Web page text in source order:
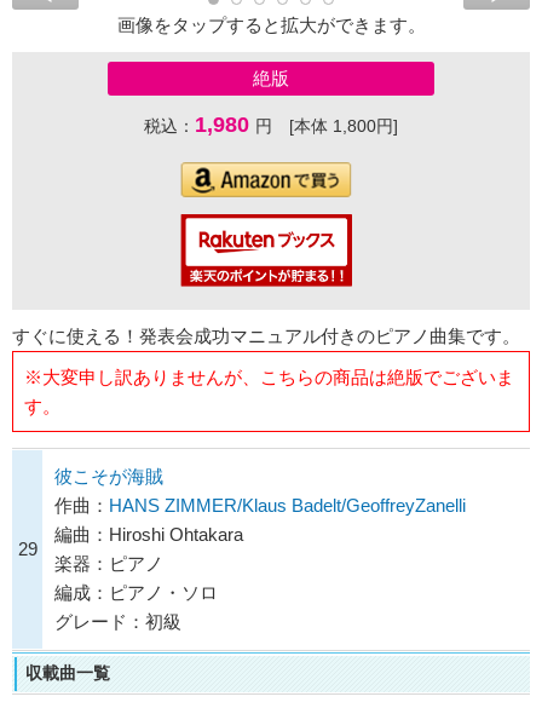
画像をタップすると拡大ができます。
絶版
税込： 1,980 円 [本体 1,800円]
すぐに使える！発表会成功マニュアル付きのピアノ曲集です。
※大変申し訳ありませんが、こちらの商品は絶版でございま
す。
29
彼こそが海賊
作曲： HANS ZIMMER/Klaus Badelt/GeoffreyZanelli
編曲：Hiroshi Ohtakara
楽器：ピアノ
編成：ピアノ・ソロ
グレード：初級
収載曲一覧